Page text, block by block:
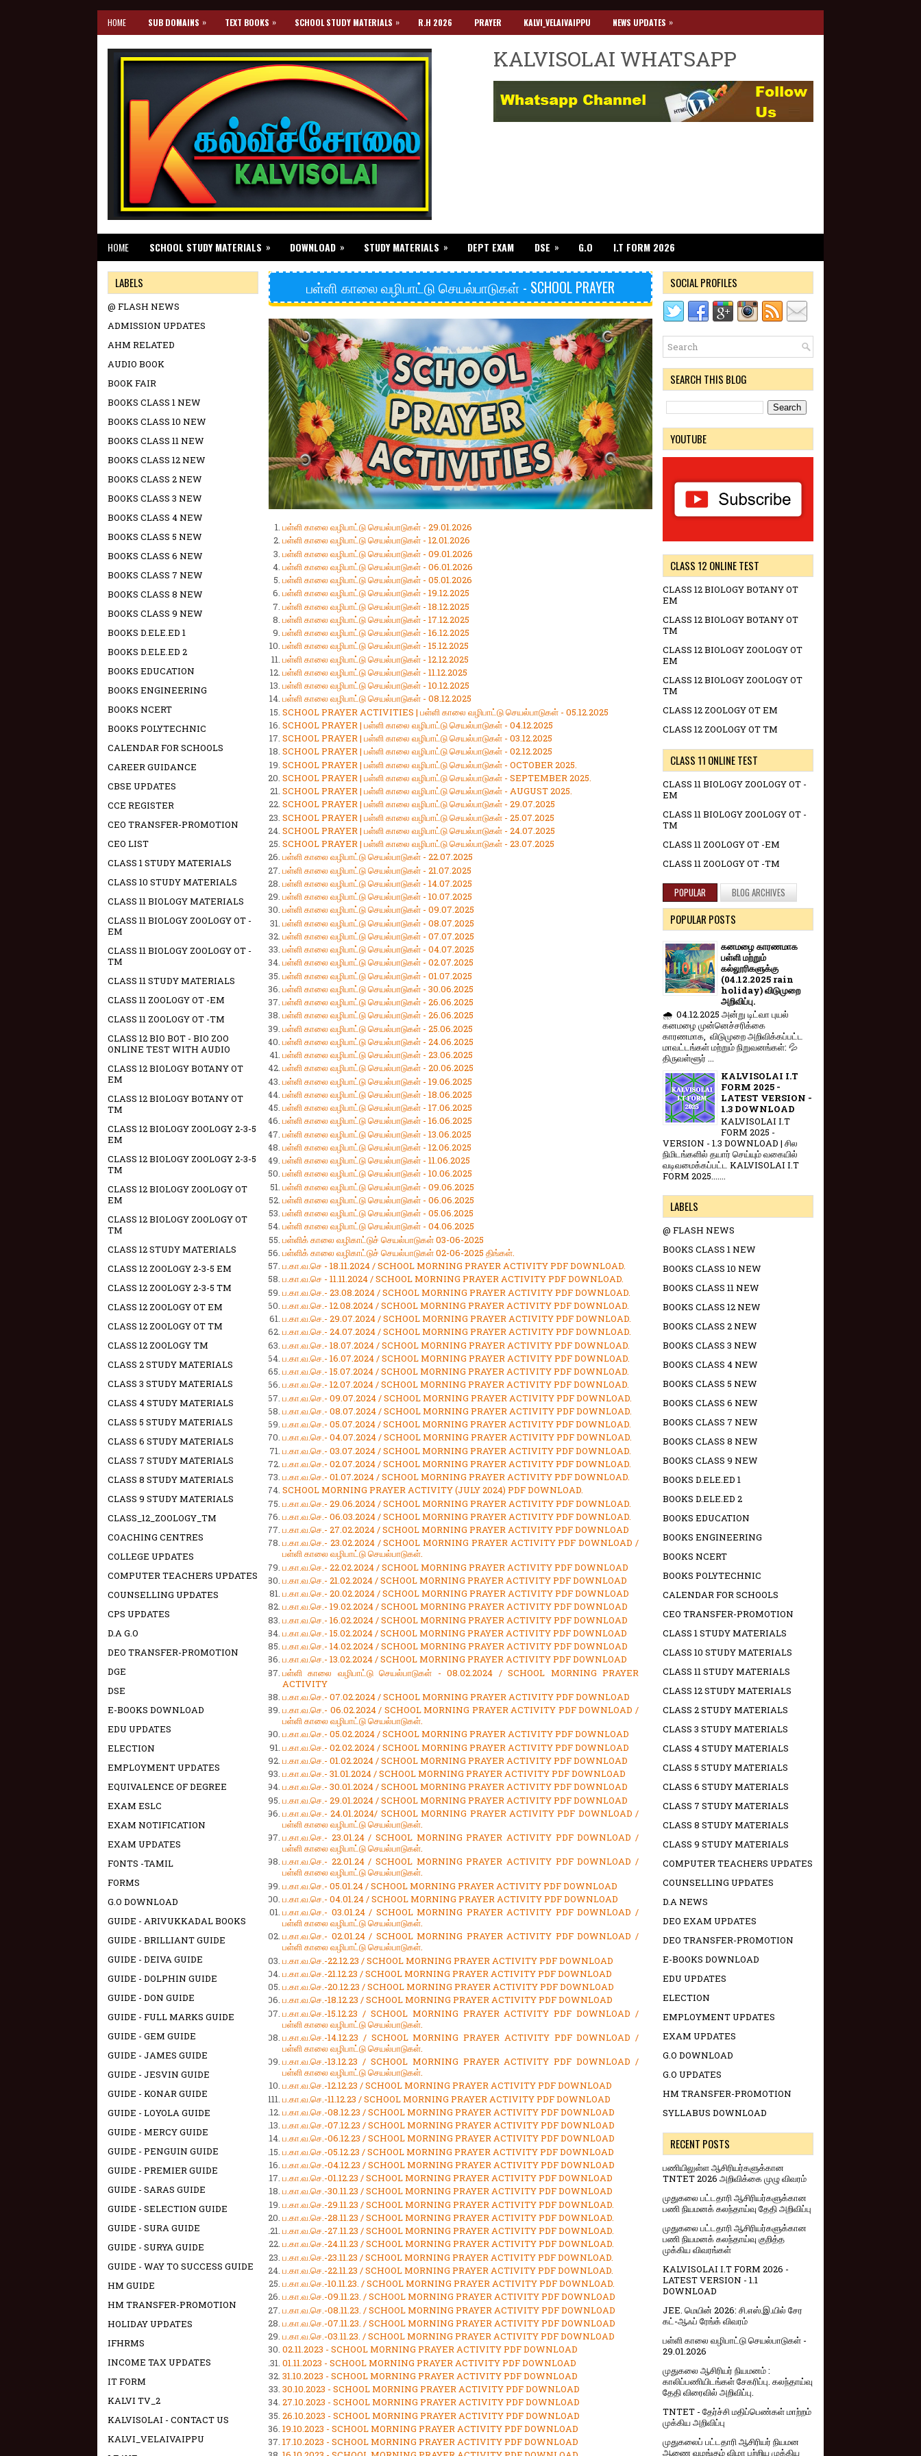
HOME SUB DOMAINS » TEXT BOOKS » SCHOOL STUDY MATERIALS » R.H 2026 PRAYER KALVI_VELAIVAIPPU NEWS UPDATES »
KALVISOLAI WHATSAPP
HOME SCHOOL STUDY MATERIALS » DOWNLOAD » STUDY MATERIALS » DEPT EXAM DSE » G.O I.T FORM 2026
பள்ளி காலை வழிபாட்டு செயல்பாடுகள் - SCHOOL PRAYER
பள்ளி காலை வழிபாட்டு செயல்பாடுகள் - 29.01.2026
பள்ளி காலை வழிபாட்டு செயல்பாடுகள் - 12.01.2026
பள்ளி காலை வழிபாட்டு செயல்பாடுகள் - 09.01.2026
பள்ளி காலை வழிபாட்டு செயல்பாடுகள் - 06.01.2026
பள்ளி காலை வழிபாட்டு செயல்பாடுகள் - 05.01.2026
பள்ளி காலை வழிபாட்டு செயல்பாடுகள் - 19.12.2025
பள்ளி காலை வழிபாட்டு செயல்பாடுகள் - 18.12.2025
பள்ளி காலை வழிபாட்டு செயல்பாடுகள் - 17.12.2025
பள்ளி காலை வழிபாட்டு செயல்பாடுகள் - 16.12.2025
பள்ளி காலை வழிபாட்டு செயல்பாடுகள் - 15.12.2025
பள்ளி காலை வழிபாட்டு செயல்பாடுகள் - 12.12.2025
பள்ளி காலை வழிபாட்டு செயல்பாடுகள் - 11.12.2025
பள்ளி காலை வழிபாட்டு செயல்பாடுகள் - 10.12.2025
பள்ளி காலை வழிபாட்டு செயல்பாடுகள் - 08.12.2025
SCHOOL PRAYER ACTIVITIES | பள்ளி காலை வழிபாட்டு செயல்பாடுகள் - 05.12.2025
SCHOOL PRAYER | பள்ளி காலை வழிபாட்டு செயல்பாடுகள் - 04.12.2025
SCHOOL PRAYER | பள்ளி காலை வழிபாட்டு செயல்பாடுகள் - 03.12.2025
SCHOOL PRAYER | பள்ளி காலை வழிபாட்டு செயல்பாடுகள் - 02.12.2025
SCHOOL PRAYER | பள்ளி காலை வழிபாட்டு செயல்பாடுகள் - OCTOBER 2025.
SCHOOL PRAYER | பள்ளி காலை வழிபாட்டு செயல்பாடுகள் - SEPTEMBER 2025.
SCHOOL PRAYER | பள்ளி காலை வழிபாட்டு செயல்பாடுகள் - AUGUST 2025.
SCHOOL PRAYER | பள்ளி காலை வழிபாட்டு செயல்பாடுகள் - 29.07.2025
SCHOOL PRAYER | பள்ளி காலை வழிபாட்டு செயல்பாடுகள் - 25.07.2025
SCHOOL PRAYER | பள்ளி காலை வழிபாட்டு செயல்பாடுகள் - 24.07.2025
SCHOOL PRAYER | பள்ளி காலை வழிபாட்டு செயல்பாடுகள் - 23.07.2025
பள்ளி காலை வழிபாட்டு செயல்பாடுகள் - 22.07.2025
பள்ளி காலை வழிபாட்டு செயல்பாடுகள் - 21.07.2025
பள்ளி காலை வழிபாட்டு செயல்பாடுகள் - 14.07.2025
பள்ளி காலை வழிபாட்டு செயல்பாடுகள் - 10.07.2025
பள்ளி காலை வழிபாட்டு செயல்பாடுகள் - 09.07.2025
பள்ளி காலை வழிபாட்டு செயல்பாடுகள் - 08.07.2025
பள்ளி காலை வழிபாட்டு செயல்பாடுகள் - 07.07.2025
பள்ளி காலை வழிபாட்டு செயல்பாடுகள் - 04.07.2025
பள்ளி காலை வழிபாட்டு செயல்பாடுகள் - 02.07.2025
பள்ளி காலை வழிபாட்டு செயல்பாடுகள் - 01.07.2025
பள்ளி காலை வழிபாட்டு செயல்பாடுகள் - 30.06.2025
பள்ளி காலை வழிபாட்டு செயல்பாடுகள் - 26.06.2025
பள்ளி காலை வழிபாட்டு செயல்பாடுகள் - 26.06.2025
பள்ளி காலை வழிபாட்டு செயல்பாடுகள் - 25.06.2025
பள்ளி காலை வழிபாட்டு செயல்பாடுகள் - 24.06.2025
பள்ளி காலை வழிபாட்டு செயல்பாடுகள் - 23.06.2025
பள்ளி காலை வழிபாட்டு செயல்பாடுகள் - 20.06.2025
பள்ளி காலை வழிபாட்டு செயல்பாடுகள் - 19.06.2025
பள்ளி காலை வழிபாட்டு செயல்பாடுகள் - 18.06.2025
பள்ளி காலை வழிபாட்டு செயல்பாடுகள் - 17.06.2025
பள்ளி காலை வழிபாட்டு செயல்பாடுகள் - 16.06.2025
பள்ளி காலை வழிபாட்டு செயல்பாடுகள் - 13.06.2025
பள்ளி காலை வழிபாட்டு செயல்பாடுகள் - 12.06.2025
பள்ளி காலை வழிபாட்டு செயல்பாடுகள் - 11.06.2025
பள்ளி காலை வழிபாட்டு செயல்பாடுகள் - 10.06.2025
பள்ளி காலை வழிபாட்டு செயல்பாடுகள் - 09.06.2025
பள்ளி காலை வழிபாட்டு செயல்பாடுகள் - 06.06.2025
பள்ளி காலை வழிபாட்டு செயல்பாடுகள் - 05.06.2025
பள்ளி காலை வழிபாட்டு செயல்பாடுகள் - 04.06.2025
பள்ளிக் காலை வழிகாட்டுச் செயல்பாடுகள் 03-06-2025
பள்ளிக் காலை வழிகாட்டுச் செயல்பாடுகள் 02-06-2025 திங்கள்.
ப.கா.வ.செ - 18.11.2024 / SCHOOL MORNING PRAYER ACTIVITY PDF DOWNLOAD.
ப.கா.வ.செ - 11.11.2024 / SCHOOL MORNING PRAYER ACTIVITY PDF DOWNLOAD.
ப.கா.வ.செ.- 23.08.2024 / SCHOOL MORNING PRAYER ACTIVITY PDF DOWNLOAD.
ப.கா.வ.செ.- 12.08.2024 / SCHOOL MORNING PRAYER ACTIVITY PDF DOWNLOAD.
ப.கா.வ.செ.- 29.07.2024 / SCHOOL MORNING PRAYER ACTIVITY PDF DOWNLOAD.
ப.கா.வ.செ.- 24.07.2024 / SCHOOL MORNING PRAYER ACTIVITY PDF DOWNLOAD.
ப.கா.வ.செ.- 18.07.2024 / SCHOOL MORNING PRAYER ACTIVITY PDF DOWNLOAD.
ப.கா.வ.செ.- 16.07.2024 / SCHOOL MORNING PRAYER ACTIVITY PDF DOWNLOAD.
ப.கா.வ.செ.- 15.07.2024 / SCHOOL MORNING PRAYER ACTIVITY PDF DOWNLOAD.
ப.கா.வ.செ.- 12.07.2024 / SCHOOL MORNING PRAYER ACTIVITY PDF DOWNLOAD.
ப.கா.வ.செ.- 09.07.2024 / SCHOOL MORNING PRAYER ACTIVITY PDF DOWNLOAD.
ப.கா.வ.செ.- 08.07.2024 / SCHOOL MORNING PRAYER ACTIVITY PDF DOWNLOAD.
ப.கா.வ.செ.- 05.07.2024 / SCHOOL MORNING PRAYER ACTIVITY PDF DOWNLOAD.
ப.கா.வ.செ.- 04.07.2024 / SCHOOL MORNING PRAYER ACTIVITY PDF DOWNLOAD.
ப.கா.வ.செ.- 03.07.2024 / SCHOOL MORNING PRAYER ACTIVITY PDF DOWNLOAD.
ப.கா.வ.செ.- 02.07.2024 / SCHOOL MORNING PRAYER ACTIVITY PDF DOWNLOAD.
ப.கா.வ.செ.- 01.07.2024 / SCHOOL MORNING PRAYER ACTIVITY PDF DOWNLOAD.
SCHOOL MORNING PRAYER ACTIVITY (JULY 2024) PDF DOWNLOAD.
ப.கா.வ.செ.- 29.06.2024 / SCHOOL MORNING PRAYER ACTIVITY PDF DOWNLOAD.
ப.கா.வ.செ.- 06.03.2024 / SCHOOL MORNING PRAYER ACTIVITY PDF DOWNLOAD.
ப.கா.வ.செ.- 27.02.2024 / SCHOOL MORNING PRAYER ACTIVITY PDF DOWNLOAD
ப.கா.வ.செ.- 23.02.2024 / SCHOOL MORNING PRAYER ACTIVITY PDF DOWNLOAD /
பள்ளி காலை வழிபாட்டு செயல்பாடுகள்.
ப.கா.வ.செ.- 22.02.2024 / SCHOOL MORNING PRAYER ACTIVITY PDF DOWNLOAD
ப.கா.வ.செ.- 21.02.2024 / SCHOOL MORNING PRAYER ACTIVITY PDF DOWNLOAD
ப.கா.வ.செ.- 20.02.2024 / SCHOOL MORNING PRAYER ACTIVITY PDF DOWNLOAD
ப.கா.வ.செ.- 19.02.2024 / SCHOOL MORNING PRAYER ACTIVITY PDF DOWNLOAD
ப.கா.வ.செ.- 16.02.2024 / SCHOOL MORNING PRAYER ACTIVITY PDF DOWNLOAD
ப.கா.வ.செ.- 15.02.2024 / SCHOOL MORNING PRAYER ACTIVITY PDF DOWNLOAD
ப.கா.வ.செ.- 14.02.2024 / SCHOOL MORNING PRAYER ACTIVITY PDF DOWNLOAD
ப.கா.வ.செ.- 13.02.2024 / SCHOOL MORNING PRAYER ACTIVITY PDF DOWNLOAD
பள்ளி காலை வழிபாட்டு செயல்பாடுகள் - 08.02.2024 / SCHOOL MORNING PRAYER
ACTIVITY
ப.கா.வ.செ.- 07.02.2024 / SCHOOL MORNING PRAYER ACTIVITY PDF DOWNLOAD
ப.கா.வ.செ.- 06.02.2024 / SCHOOL MORNING PRAYER ACTIVITY PDF DOWNLOAD /
பள்ளி காலை வழிபாட்டு செயல்பாடுகள்.
ப.கா.வ.செ.- 05.02.2024 / SCHOOL MORNING PRAYER ACTIVITY PDF DOWNLOAD
ப.கா.வ.செ.- 02.02.2024 / SCHOOL MORNING PRAYER ACTIVITY PDF DOWNLOAD
ப.கா.வ.செ.- 01.02.2024 / SCHOOL MORNING PRAYER ACTIVITY PDF DOWNLOAD
ப.கா.வ.செ.- 31.01.2024 / SCHOOL MORNING PRAYER ACTIVITY PDF DOWNLOAD
ப.கா.வ.செ.- 30.01.2024 / SCHOOL MORNING PRAYER ACTIVITY PDF DOWNLOAD
ப.கா.வ.செ.- 29.01.2024 / SCHOOL MORNING PRAYER ACTIVITY PDF DOWNLOAD
ப.கா.வ.செ.- 24.01.2024/ SCHOOL MORNING PRAYER ACTIVITY PDF DOWNLOAD /
பள்ளி காலை வழிபாட்டு செயல்பாடுகள்.
ப.கா.வ.செ.- 23.01.24 / SCHOOL MORNING PRAYER ACTIVITY PDF DOWNLOAD /
பள்ளி காலை வழிபாட்டு செயல்பாடுகள்.
ப.கா.வ.செ.- 22.01.24 / SCHOOL MORNING PRAYER ACTIVITY PDF DOWNLOAD /
பள்ளி காலை வழிபாட்டு செயல்பாடுகள்.
ப.கா.வ.செ.- 05.01.24 / SCHOOL MORNING PRAYER ACTIVITY PDF DOWNLOAD
ப.கா.வ.செ.- 04.01.24 / SCHOOL MORNING PRAYER ACTIVITY PDF DOWNLOAD
ப.கா.வ.செ.- 03.01.24 / SCHOOL MORNING PRAYER ACTIVITY PDF DOWNLOAD /
பள்ளி காலை வழிபாட்டு செயல்பாடுகள்.
ப.கா.வ.செ.- 02.01.24 / SCHOOL MORNING PRAYER ACTIVITY PDF DOWNLOAD /
பள்ளி காலை வழிபாட்டு செயல்பாடுகள்.
ப.கா.வ.செ.-22.12.23 / SCHOOL MORNING PRAYER ACTIVITY PDF DOWNLOAD
ப.கா.வ.செ.-21.12.23 / SCHOOL MORNING PRAYER ACTIVITY PDF DOWNLOAD
ப.கா.வ.செ.-20.12.23 / SCHOOL MORNING PRAYER ACTIVITY PDF DOWNLOAD
ப.கா.வ.செ.-18.12.23 / SCHOOL MORNING PRAYER ACTIVITY PDF DOWNLOAD
ப.கா.வ.செ.-15.12.23 / SCHOOL MORNING PRAYER ACTIVITY PDF DOWNLOAD /
பள்ளி காலை வழிபாட்டு செயல்பாடுகள்.
ப.கா.வ.செ.-14.12.23 / SCHOOL MORNING PRAYER ACTIVITY PDF DOWNLOAD /
பள்ளி காலை வழிபாட்டு செயல்பாடுகள்.
ப.கா.வ.செ.-13.12.23 / SCHOOL MORNING PRAYER ACTIVITY PDF DOWNLOAD /
பள்ளி காலை வழிபாட்டு செயல்பாடுகள்.
ப.கா.வ.செ.-12.12.23 / SCHOOL MORNING PRAYER ACTIVITY PDF DOWNLOAD
ப.கா.வ.செ.-11.12.23 / SCHOOL MORNING PRAYER ACTIVITY PDF DOWNLOAD
ப.கா.வ.செ.-08.12.23 / SCHOOL MORNING PRAYER ACTIVITY PDF DOWNLOAD
ப.கா.வ.செ.-07.12.23 / SCHOOL MORNING PRAYER ACTIVITY PDF DOWNLOAD
ப.கா.வ.செ.-06.12.23 / SCHOOL MORNING PRAYER ACTIVITY PDF DOWNLOAD
ப.கா.வ.செ.-05.12.23 / SCHOOL MORNING PRAYER ACTIVITY PDF DOWNLOAD
ப.கா.வ.செ.-04.12.23 / SCHOOL MORNING PRAYER ACTIVITY PDF DOWNLOAD
ப.கா.வ.செ.-01.12.23 / SCHOOL MORNING PRAYER ACTIVITY PDF DOWNLOAD
ப.கா.வ.செ.-30.11.23 / SCHOOL MORNING PRAYER ACTIVITY PDF DOWNLOAD
ப.கா.வ.செ.-29.11.23 / SCHOOL MORNING PRAYER ACTIVITY PDF DOWNLOAD.
ப.கா.வ.செ.-28.11.23 / SCHOOL MORNING PRAYER ACTIVITY PDF DOWNLOAD.
ப.கா.வ.செ.-27.11.23 / SCHOOL MORNING PRAYER ACTIVITY PDF DOWNLOAD.
ப.கா.வ.செ.-24.11.23 / SCHOOL MORNING PRAYER ACTIVITY PDF DOWNLOAD.
ப.கா.வ.செ.-23.11.23 / SCHOOL MORNING PRAYER ACTIVITY PDF DOWNLOAD.
ப.கா.வ.செ.-22.11.23 / SCHOOL MORNING PRAYER ACTIVITY PDF DOWNLOAD.
ப.கா.வ.செ.-10.11.23. / SCHOOL MORNING PRAYER ACTIVITY PDF DOWNLOAD.
ப.கா.வ.செ.-09.11.23. / SCHOOL MORNING PRAYER ACTIVITY PDF DOWNLOAD
ப.கா.வ.செ.-08.11.23. / SCHOOL MORNING PRAYER ACTIVITY PDF DOWNLOAD
ப.கா.வ.செ.-07.11.23. / SCHOOL MORNING PRAYER ACTIVITY PDF DOWNLOAD
ப.கா.வ.செ.-03.11.23. / SCHOOL MORNING PRAYER ACTIVITY PDF DOWNLOAD
02.11.2023 - SCHOOL MORNING PRAYER ACTIVITY PDF DOWNLOAD
01.11.2023 - SCHOOL MORNING PRAYER ACTIVITY PDF DOWNLOAD
31.10.2023 - SCHOOL MORNING PRAYER ACTIVITY PDF DOWNLOAD
30.10.2023 - SCHOOL MORNING PRAYER ACTIVITY PDF DOWNLOAD
27.10.2023 - SCHOOL MORNING PRAYER ACTIVITY PDF DOWNLOAD
26.10.2023 - SCHOOL MORNING PRAYER ACTIVITY PDF DOWNLOAD
19.10.2023 - SCHOOL MORNING PRAYER ACTIVITY PDF DOWNLOAD
17.10.2023 - SCHOOL MORNING PRAYER ACTIVITY PDF DOWNLOAD
LABELS
@ FLASH NEWS
ADMISSION UPDATES
AHM RELATED
AUDIO BOOK
BOOK FAIR
BOOKS CLASS 1 NEW
BOOKS CLASS 10 NEW
BOOKS CLASS 11 NEW
BOOKS CLASS 12 NEW
BOOKS CLASS 2 NEW
BOOKS CLASS 3 NEW
BOOKS CLASS 4 NEW
BOOKS CLASS 5 NEW
BOOKS CLASS 6 NEW
BOOKS CLASS 7 NEW
BOOKS CLASS 8 NEW
BOOKS CLASS 9 NEW
BOOKS D.ELE.ED 1
BOOKS D.ELE.ED 2
BOOKS EDUCATION
BOOKS ENGINEERING
BOOKS NCERT
BOOKS POLYTECHNIC
CALENDAR FOR SCHOOLS
CAREER GUIDANCE
CBSE UPDATES
CCE REGISTER
CEO TRANSFER-PROMOTION
CEO LIST
CLASS 1 STUDY MATERIALS
CLASS 10 STUDY MATERIALS
CLASS 11 BIOLOGY MATERIALS
CLASS 11 BIOLOGY ZOOLOGY OT -
EM
CLASS 11 BIOLOGY ZOOLOGY OT -
TM
CLASS 11 STUDY MATERIALS
CLASS 11 ZOOLOGY OT -EM
CLASS 11 ZOOLOGY OT -TM
CLASS 12 BIO BOT - BIO ZOO
ONLINE TEST WITH AUDIO
CLASS 12 BIOLOGY BOTANY OT
EM
CLASS 12 BIOLOGY BOTANY OT
TM
CLASS 12 BIOLOGY ZOOLOGY 2-3-5
EM
CLASS 12 BIOLOGY ZOOLOGY 2-3-5
TM
CLASS 12 BIOLOGY ZOOLOGY OT
EM
CLASS 12 BIOLOGY ZOOLOGY OT
TM
CLASS 12 STUDY MATERIALS
CLASS 12 ZOOLOGY 2-3-5 EM
CLASS 12 ZOOLOGY 2-3-5 TM
CLASS 12 ZOOLOGY OT EM
CLASS 12 ZOOLOGY OT TM
CLASS 12 ZOOLOGY TM
CLASS 2 STUDY MATERIALS
CLASS 3 STUDY MATERIALS
CLASS 4 STUDY MATERIALS
CLASS 5 STUDY MATERIALS
CLASS 6 STUDY MATERIALS
CLASS 7 STUDY MATERIALS
CLASS 8 STUDY MATERIALS
CLASS 9 STUDY MATERIALS
CLASS_12_ZOOLOGY_TM
COACHING CENTRES
COLLEGE UPDATES
COMPUTER TEACHERS UPDATES
COUNSELLING UPDATES
CPS UPDATES
D.A G.O
DEO TRANSFER-PROMOTION
DGE
DSE
E-BOOKS DOWNLOAD
EDU UPDATES
ELECTION
EMPLOYMENT UPDATES
EQUIVALENCE OF DEGREE
EXAM ESLC
EXAM NOTIFICATION
EXAM UPDATES
FONTS -TAMIL
FORMS
G.O DOWNLOAD
GUIDE - ARIVUKKADAL BOOKS
GUIDE - BRILLIANT GUIDE
GUIDE - DEIVA GUIDE
GUIDE - DOLPHIN GUIDE
GUIDE - DON GUIDE
GUIDE - FULL MARKS GUIDE
GUIDE - GEM GUIDE
GUIDE - JAMES GUIDE
GUIDE - JESVIN GUIDE
GUIDE - KONAR GUIDE
GUIDE - LOYOLA GUIDE
GUIDE - MERCY GUIDE
GUIDE - PENGUIN GUIDE
GUIDE - PREMIER GUIDE
GUIDE - SARAS GUIDE
GUIDE - SELECTION GUIDE
GUIDE - SURA GUIDE
GUIDE - SURYA GUIDE
GUIDE - WAY TO SUCCESS GUIDE
HM GUIDE
HM TRANSFER-PROMOTION
HOLIDAY UPDATES
IFHRMS
INCOME TAX UPDATES
IT FORM
KALVI TV_2
KALVISOLAI - CONTACT US
KALVI_VELAIVAIPPU
SOCIAL PROFILES
SEARCH THIS BLOG
YOUTUBE
CLASS 12 ONLINE TEST
CLASS 12 BIOLOGY BOTANY OT
EM
CLASS 12 BIOLOGY BOTANY OT
TM
CLASS 12 BIOLOGY ZOOLOGY OT
EM
CLASS 12 BIOLOGY ZOOLOGY OT
TM
CLASS 12 ZOOLOGY OT EM
CLASS 12 ZOOLOGY OT TM
CLASS 11 ONLINE TEST
CLASS 11 BIOLOGY ZOOLOGY OT -
EM
CLASS 11 BIOLOGY ZOOLOGY OT -
TM
CLASS 11 ZOOLOGY OT -EM
CLASS 11 ZOOLOGY OT -TM
POPULAR BLOG ARCHIVES
POPULAR POSTS
கனமழை காரணமாக
பள்ளி மற்றும்
கல்லூரிகளுக்கு
(04.12.2025 rain
holiday) விடுமுறை
அறிவிப்பு.
🌧️ 04.12.2025 அன்று டிட்வா புயல்
கனமழை முன்னெச்சரிக்கை
காரணமாக, விடுமுறை அறிவிக்கப்பட்ட
மாவட்டங்கள் மற்றும் நிறுவனங்கள்: 💦
திருவள்ளூர் ...
KALVISOLAI I.T
FORM 2025 -
LATEST VERSION -
1.3 DOWNLOAD
KALVISOLAI I.T
FORM 2025 -
VERSION - 1.3 DOWNLOAD | சில
நிமிடங்களில் தயார் செய்யும் வகையில்
வடிவமைக்கப்பட்ட KALVISOLAI I.T
FORM 2025.......
LABELS
@ FLASH NEWS
BOOKS CLASS 1 NEW
BOOKS CLASS 10 NEW
BOOKS CLASS 11 NEW
BOOKS CLASS 12 NEW
BOOKS CLASS 2 NEW
BOOKS CLASS 3 NEW
BOOKS CLASS 4 NEW
BOOKS CLASS 5 NEW
BOOKS CLASS 6 NEW
BOOKS CLASS 7 NEW
BOOKS CLASS 8 NEW
BOOKS CLASS 9 NEW
BOOKS D.ELE.ED 1
BOOKS D.ELE.ED 2
BOOKS EDUCATION
BOOKS ENGINEERING
BOOKS NCERT
BOOKS POLYTECHNIC
CALENDAR FOR SCHOOLS
CEO TRANSFER-PROMOTION
CLASS 1 STUDY MATERIALS
CLASS 10 STUDY MATERIALS
CLASS 11 STUDY MATERIALS
CLASS 12 STUDY MATERIALS
CLASS 2 STUDY MATERIALS
CLASS 3 STUDY MATERIALS
CLASS 4 STUDY MATERIALS
CLASS 5 STUDY MATERIALS
CLASS 6 STUDY MATERIALS
CLASS 7 STUDY MATERIALS
CLASS 8 STUDY MATERIALS
CLASS 9 STUDY MATERIALS
COMPUTER TEACHERS UPDATES
COUNSELLING UPDATES
D.A NEWS
DEO EXAM UPDATES
DEO TRANSFER-PROMOTION
E-BOOKS DOWNLOAD
EDU UPDATES
ELECTION
EMPLOYMENT UPDATES
EXAM UPDATES
G.O DOWNLOAD
G.O UPDATES
HM TRANSFER-PROMOTION
SYLLABUS DOWNLOAD
RECENT POSTS
பணியிலுள்ள ஆசிரியர்களுக்கான
TNTET 2026 அறிவிக்கை முழு விவரம்
முதுகலை பட்டதாரி ஆசிரியர்களுக்கான
பணி நியமனக் கலந்தாய்வு தேதி அறிவிப்பு
முதுகலை பட்டதாரி ஆசிரியர்களுக்கான
பணி நியமனக் கலந்தாய்வு குறித்த
முக்கிய விவரங்கள்
KALVISOLAI I.T FORM 2026 -
LATEST VERSION - 1.1
DOWNLOAD
JEE. மெயின் 2026: சி.எஸ்.இ.யில் சேர
கட்-ஆஃப் ரேங்க் விவரம்
பள்ளி காலை வழிபாட்டு செயல்பாடுகள் -
29.01.2026
முதுகலை ஆசிரியர் நியமனம் :
காலிப்பணியிடங்கள் சேகரிப்பு. கலந்தாய்வு
தேதி விரைவில் அறிவிப்பு.
TNTET - தேர்ச்சி மதிப்பெண்கள் மாற்றம்
முக்கிய அறிவிப்பு
முதுகலைப் பட்டதாரி ஆசிரியர் நியமன
ஆணை வழங்கும் விழா பற்றிய முக்கிய